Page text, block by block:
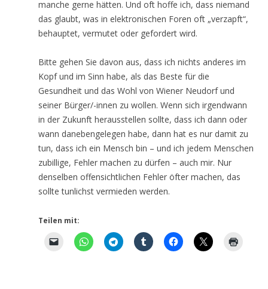
manche gerne hätten. Und oft hoffe ich, dass niemand
das glaubt, was in elektronischen Foren oft „verzapft“,
behauptet, vermutet oder gefordert wird.
Bitte gehen Sie davon aus, dass ich nichts anderes im
Kopf und im Sinn habe, als das Beste für die
Gesundheit und das Wohl von Wiener Neudorf und
seiner Bürger/-innen zu wollen. Wenn sich irgendwann
in der Zukunft herausstellen sollte, dass ich dann oder
wann danebengelegen habe, dann hat es nur damit zu
tun, dass ich ein Mensch bin – und ich jedem Menschen
zubillige, Fehler machen zu dürfen – auch mir. Nur
denselben offensichtlichen Fehler öfter machen, das
sollte tunlichst vermieden werden.
Teilen mit: